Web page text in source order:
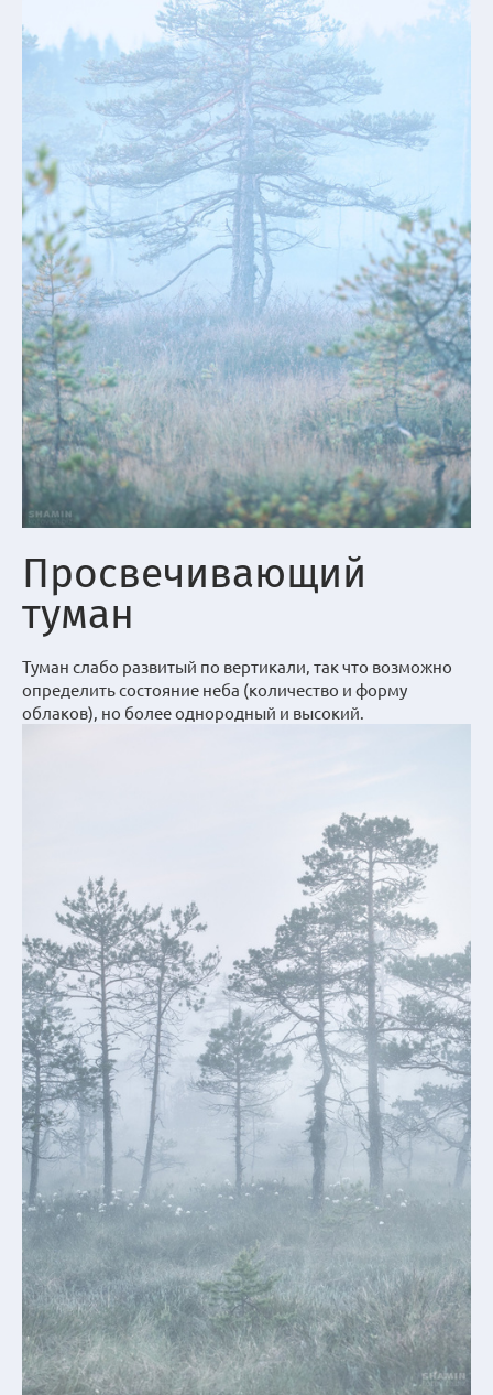
Просвечивающий
туман
Туман слабо развитый по вертикали, так что возможно
определить состояние неба (количество и форму
облаков), но более однородный и высокий.